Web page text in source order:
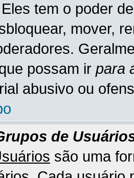
tem o poder
mover,
possam ir para
abusivo ou
de
são uma